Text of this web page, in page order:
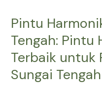
Pintu
Tengah: Pintu
Terbaik untuk
Sungai Tengah
Pintu
Hulu
Sungai
Pintu